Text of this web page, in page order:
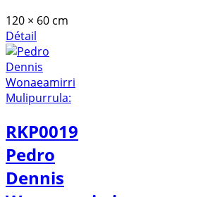
120 × 60 cm
Détail
RKP0019
Pedro
Dennis